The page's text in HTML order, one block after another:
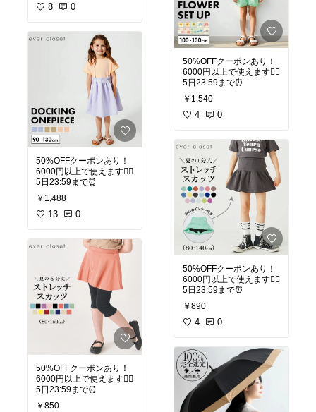
8 0
50%OFFクーポンあり！
6000円以上で使えます🙆‍♀️
5日23:59まで⏰
￥1,488
13 0
50%OFFクーポンあり！
6000円以上で使えます🙆‍♀️
5日23:59まで⏰
￥850
50%OFFクーポンあり！
6000円以上で使えます🙆‍♀️
5日23:59まで⏰
￥1,540
4 0
50%OFFクーポンあり！
6000円以上で使えます🙆‍♀️
5日23:59まで⏰
￥890
4 0